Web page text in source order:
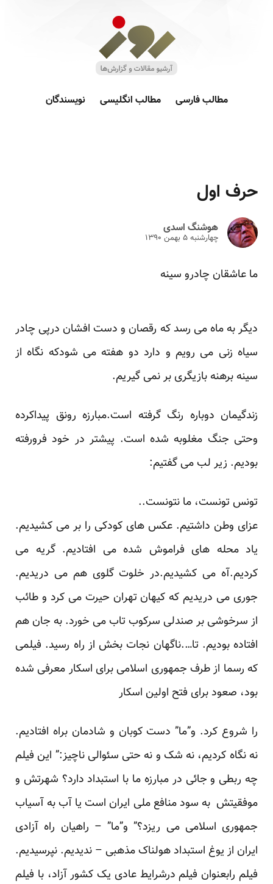
مطالب فارسی مطالب انگلیسی نویسندگان
حرف اول
هوشنگ اسدی
چهارشنبه ۵ بهمن ۱۳۹۰
ما عاشقان چادرو سینه
دیگر به ماه می رسد که رقصان و دست افشان درپی چادر
سیاه زنی می رویم و دارد دو هفته می شودکه نگاه از
سینه برهنه بازیگری بر نمی گیریم.
زندگیمان دوباره رنگ گرفته است.مبارزه رونق پیداکرده
وحتی جنگ مغلوبه شده است. پیشتر در خود فرورفته
بودیم. زیر لب می گفتیم:
تونس تونست، ما نتونست..
عزای وطن داشتیم. عکس های کودکی را بر می کشیدیم.
یاد محله های فراموش شده می افتادیم. گریه می
کردیم.آه می کشیدیم.در خلوت گلوی هم می دریدیم.
جوری می دریدیم که کیهان تهران حیرت می کرد و طائب
از سرخوشی بر صندلی سرکوب تاب می خورد. به جان هم
افتاده بودیم. تا….ناگهان نجات بخش از راه رسید. فیلمی
که رسما از طرف جمهوری اسلامی برای اسکار معرفی شده
بود، صعود برای فتح اولین اسکار
را شروع کرد. و”ما” دست کوبان و شادمان براه افتادیم.
نه نگاه کردیم، نه شک و نه حتی سئوالی ناچیز:” این فیلم
چه ربطی و جائی در مبارزه ما با استبداد دارد؟ شهرتش و
موفقیتش به سود منافع ملی ایران است یا آب به آسیاب
جمهوری اسلامی می ریزد؟” و”ما” – راهیان راه آزادی
ایران از یوغ استبداد هولناک مذهبی – ندیدیم. نپرسیدیم.
فیلم رابعنوان فیلم درشرایط عادی یک کشور آزاد، با فیلم